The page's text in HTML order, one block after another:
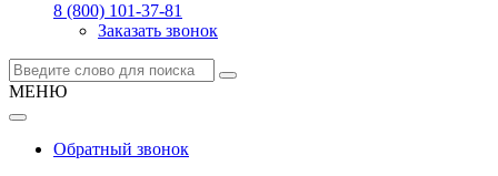
8 (800) 101-37-81
Заказать звонок
МЕНЮ
Обратный звонок